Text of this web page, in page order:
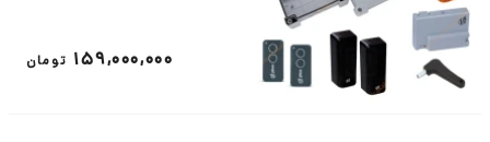
159,000,000 تومان